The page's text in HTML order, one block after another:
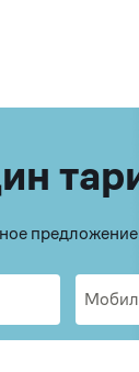
предложение